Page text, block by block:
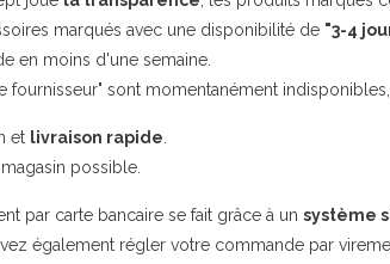
marqués avec une disponibilité de "3-4
en moins d'une semaine.
fournisseur" sont momentanément indisponibles,
et livraison rapide.
magasin possible.
par carte bancaire se fait grâce à un système
également régler votre commande par